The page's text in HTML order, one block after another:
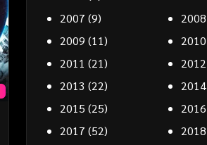
2007 (9) 2008
2009 (11) 2010
2011 (21) 2012
2013 (22) 2014
2015 (25) 2016
2017 (52) 2018